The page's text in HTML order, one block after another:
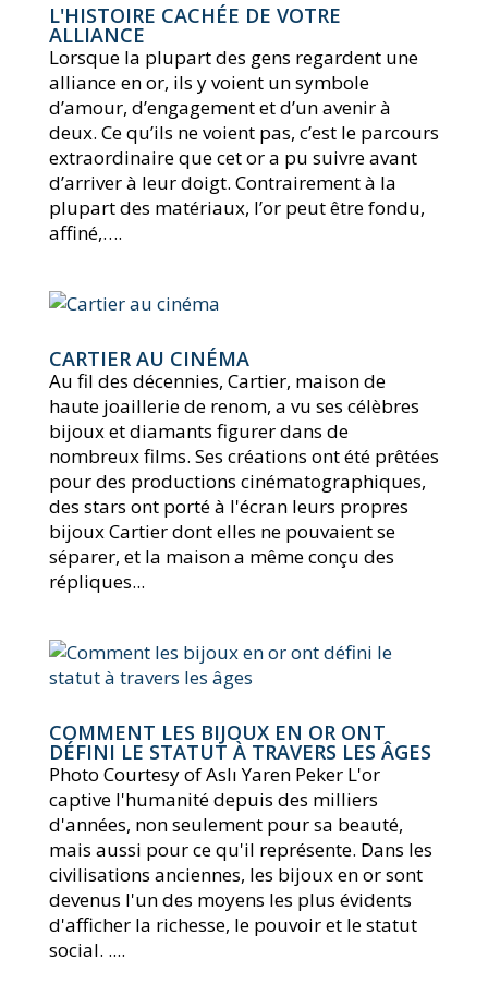
L'HISTOIRE CACHÉE DE VOTRE
ALLIANCE
Lorsque la plupart des gens regardent une
alliance en or, ils y voient un symbole
d’amour, d’engagement et d’un avenir à
deux. Ce qu’ils ne voient pas, c’est le parcours
extraordinaire que cet or a pu suivre avant
d’arriver à leur doigt. Contrairement à la
plupart des matériaux, l’or peut être fondu,
affiné,….
CARTIER AU CINÉMA
Au fil des décennies, Cartier, maison de
haute joaillerie de renom, a vu ses célèbres
bijoux et diamants figurer dans de
nombreux films. Ses créations ont été prêtées
pour des productions cinématographiques,
des stars ont porté à l'écran leurs propres
bijoux Cartier dont elles ne pouvaient se
séparer, et la maison a même conçu des
répliques...
COMMENT LES BIJOUX EN OR ONT
DÉFINI LE STATUT À TRAVERS LES ÂGES
Photo Courtesy of Aslı Yaren Peker L'or
captive l'humanité depuis des milliers
d'années, non seulement pour sa beauté,
mais aussi pour ce qu'il représente. Dans les
civilisations anciennes, les bijoux en or sont
devenus l'un des moyens les plus évidents
d'afficher la richesse, le pouvoir et le statut
social. ....